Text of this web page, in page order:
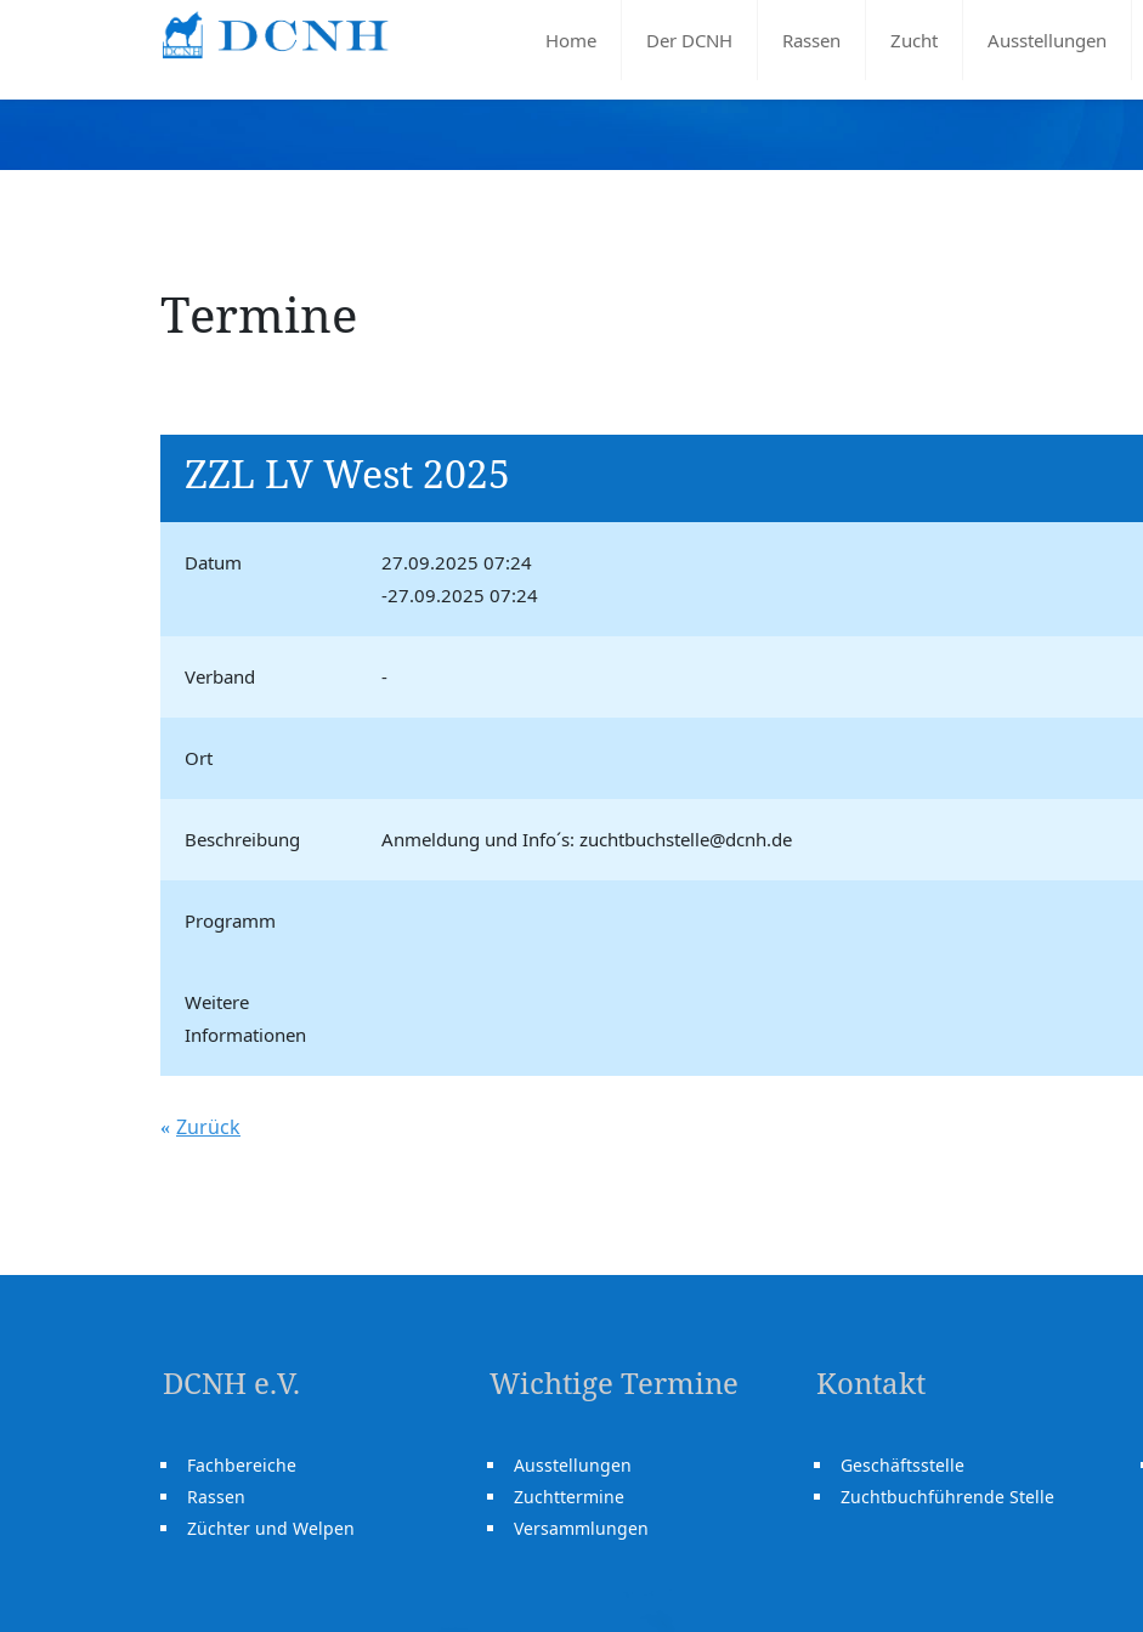
Home Der DCNH Rassen Zucht Ausstellungen
Termine
ZZL LV West 2025
Datum
27.09.2025 07:24
-27.09.2025 07:24
Verband -
Ort
Beschreibung Anmeldung und Info´s: zuchtbuchstelle@dcnh.de
Programm
Weitere
Informationen
Zurück
DCNH e.V.
Fachbereiche
Rassen
Züchter und Welpen
Wichtige Termine
Ausstellungen
Zuchttermine
Versammlungen
Kontakt
Geschäftsstelle
Zuchtbuchführende Stelle